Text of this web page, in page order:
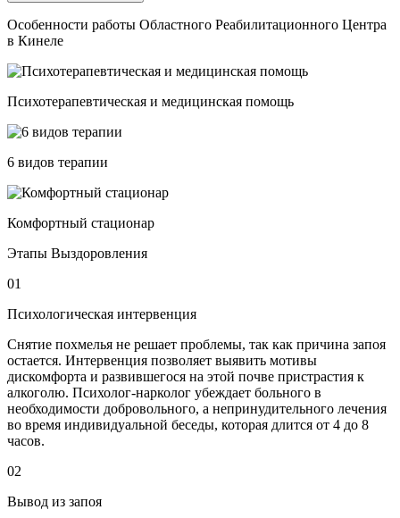
Особенности работы Областного Реабилитационного Центра
в Кинеле
Психотерапевтическая и медицинская помощь
6 видов терапии
Комфортный стационар
Этапы Выздоровления
01
Психологическая интервенция
Снятие похмелья не решает проблемы, так как причина запоя
остается. Интервенция позволяет выявить мотивы
дискомфорта и развившегося на этой почве пристрастия к
алкоголю. Психолог-нарколог убеждает больного в
необходимости добровольного, а непринудительного лечения
во время индивидуальной беседы, которая длится от 4 до 8
часов.
02
Вывод из запоя